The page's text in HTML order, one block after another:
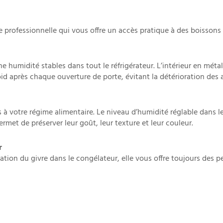
qui vous offre un accès pratique à des
humidité stables dans tout le réfrigérateur. L’intérieur en
après chaque ouverture de porte, évitant la détérioration des
régime alimentaire. Le niveau d’humidité réglable dans
de préserver leur goût, leur texture et leur couleur.
du givre dans le congélateur, elle vous offre toujours des